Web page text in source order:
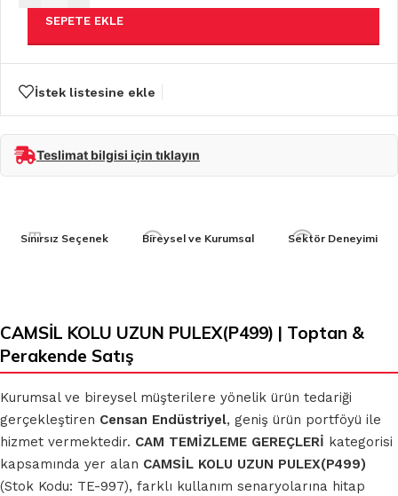
SEPETE EKLE
İstek listesine ekle
Teslimat bilgisi için tıklayın
Sınırsız Seçenek Bireysel ve Kurumsal Sektör Deneyimi
CAMSİL KOLU UZUN PULEX(P499) | Toptan &
Perakende Satış
Kurumsal ve bireysel müşterilere yönelik ürün tedariği
gerçekleştiren Censan Endüstriyel, geniş ürün portföyü ile
hizmet vermektedir. CAM TEMİZLEME GEREÇLERİ kategorisi
kapsamında yer alan CAMSİL KOLU UZUN PULEX(P499)
(Stok Kodu: TE-997), farklı kullanım senaryolarına hitap